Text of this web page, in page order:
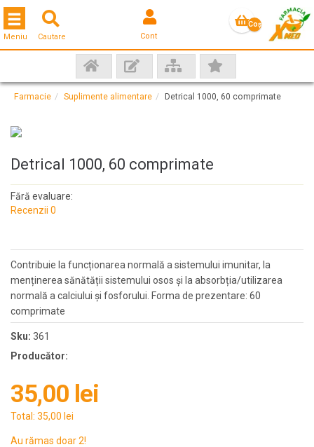
Cautare Cont
Coş
Toggle navigation
Meniu
Farmacie Suplimente alimentare Detrical 1000, 60 comprimate
Detrical 1000, 60 comprimate
Fără evaluare:
Recenzii 0
Contribuie la funcționarea normală a sistemului imunitar, la
menținerea sănătății sistemului osos și la absorbția/utilizarea
normală a calciului și fosforului. Forma de prezentare: 60
comprimate
Sku: 361
Producător:
35,00 lei
Total: 35,00 lei
Au rămas doar 2!